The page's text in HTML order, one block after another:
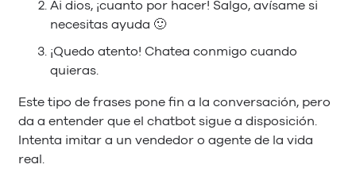
Ai dios, ¡cuanto por hacer! Salgo, avísame si
necesitas ayuda 🙂
¡Quedo atento! Chatea conmigo cuando
quieras.
Este tipo de frases pone fin a la conversación, pero
da a entender que el chatbot sigue a disposición.
Intenta imitar a un vendedor o agente de la vida
real.